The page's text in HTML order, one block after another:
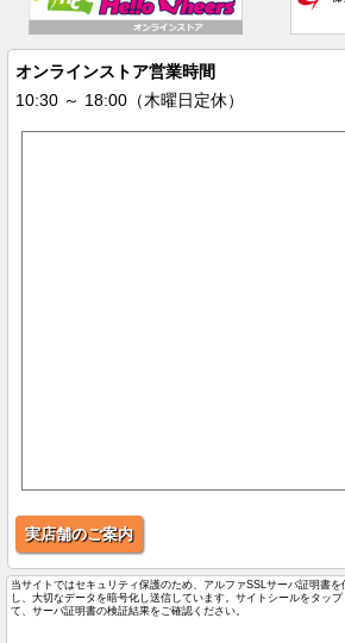
オンラインストア営業時間
10:30 ～ 18:00（木曜日定休）
実店舗のご案内
当サイトではセキュリティ保護のため、アルファSSLサーバ証明書を
し、大切なデータを暗号化し送信しています。サイトシールをタップ
て、サーバ証明書の検証結果をご確認ください。